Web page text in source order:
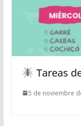
Tareas
5 de noviembre